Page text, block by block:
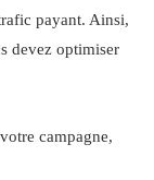
payant. Ainsi,
devez optimiser
campagne,